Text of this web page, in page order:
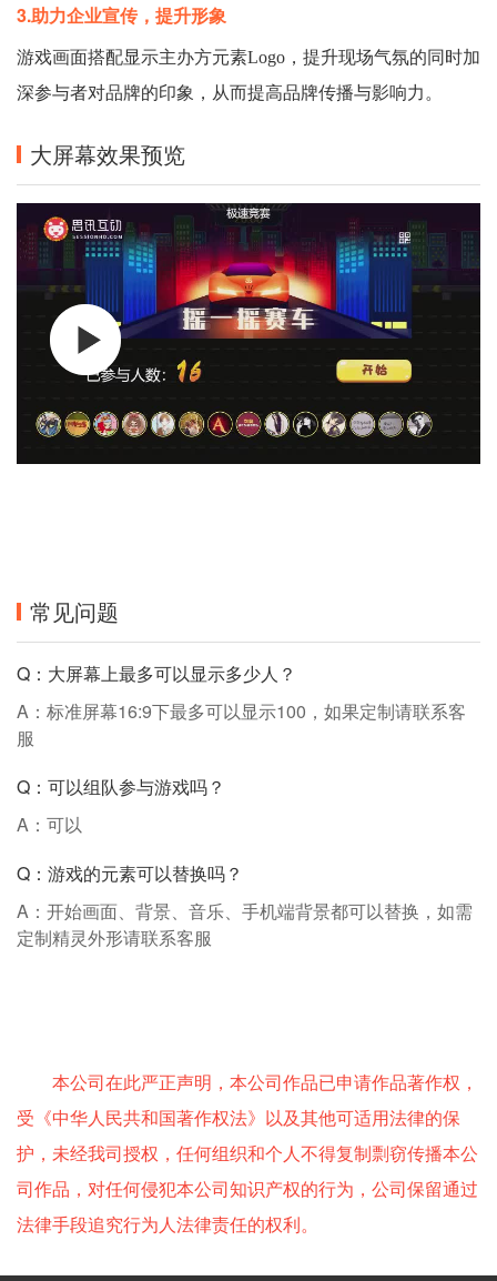
3.助力企业宣传，提升形象
游戏画面搭配显示主办方元素Logo，提升现场气氛的同时加
深参与者对品牌的印象，从而提高品牌传播与影响力。
大屏幕效果预览
常见问题
Q：大屏幕上最多可以显示多少人？
A：标准屏幕16:9下最多可以显示100，如果定制请联系客
服
Q：可以组队参与游戏吗？
A：可以
Q：游戏的元素可以替换吗？
A：开始画面、背景、音乐、手机端背景都可以替换，如需
定制精灵外形请联系客服
本公司在此严正声明，本公司作品已申请作品著作权，
受《中华人民共和国著作权法》以及其他可适用法律的保
护，未经我司授权，任何组织和个人不得复制剽窃传播本公
司作品，对任何侵犯本公司知识产权的行为，公司保留通过
法律手段追究行为人法律责任的权利。